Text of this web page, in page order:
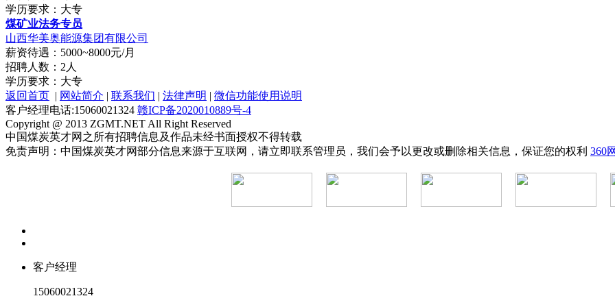
学历要求：大专
煤矿业法务专员
山西华美奥能源集团有限公司
薪资待遇：5000~8000元/月
招聘人数：2人
学历要求：大专
返回首页 | 网站简介 | 联系我们 | 法律声明 | 微信功能使用说明
客户经理电话:15060021324 赣ICP备2020010889号-4
Copyright @ 2013 ZGMT.NET All Right Reserved
中国煤炭英才网之所有招聘信息及作品未经书面授权不得转载
免责声明：中国煤炭英才网部分信息来源于互联网，请立即联系管理员，我们会予以更改或删除相关信息，保证您的权利 360
客户经理
15060021324